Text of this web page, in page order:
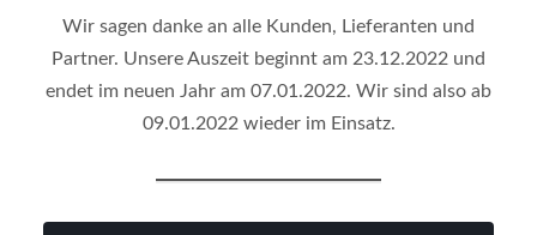
Wir sagen danke an alle Kunden, Lieferanten und
Partner. Unsere Auszeit beginnt am 23.12.2022 und
endet im neuen Jahr am 07.01.2022. Wir sind also ab
09.01.2022 wieder im Einsatz.